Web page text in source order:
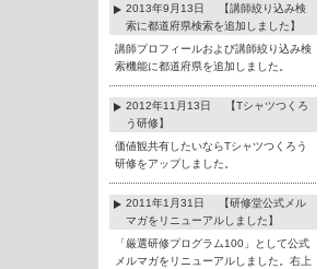
2013年9月13日 【講師絞り込み検
索に都道府県検索を追加しました】
講師プロフィールおよび講師絞り込み検
索機能に都道府県を追加しました。
2012年11月13日 【Tシャツつくろ
う研修】
価値観共有したいならTシャツつくろう
研修をアップしました。
2011年1月31日 【研修堂公式メル
マガをリニューアルしました】
「厳選研修プログラム100」として公式
メルマガをリニューアルしました。右上